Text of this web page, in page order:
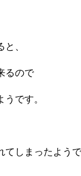
、
るので
です。
しまったようで